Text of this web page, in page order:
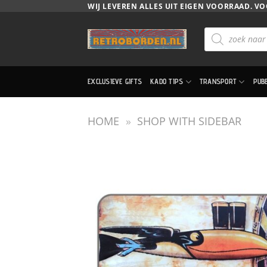
WIJ LEVEREN ALLES UIT EIGEN VOORRAAD.
Producten
zoeken
EXCLUSIEVE GIFTS KADO TIPS TRANSPORT
HOME » SHOP WITH SIDEBAR